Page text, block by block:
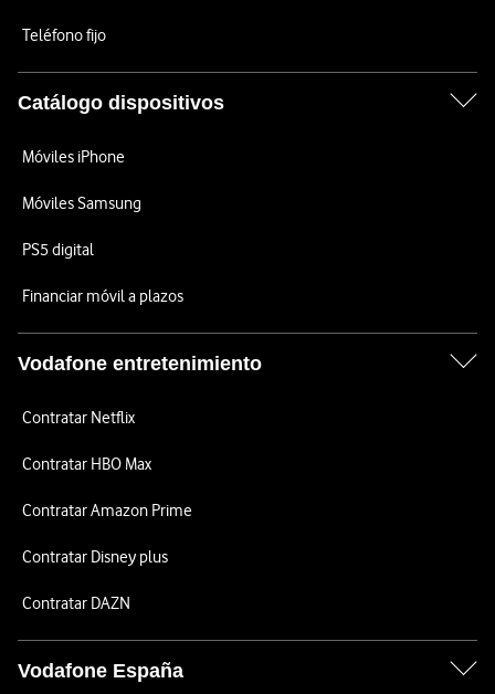
Teléfono fijo
Catálogo dispositivos
Móviles iPhone
Móviles Samsung
PS5 digital
Financiar móvil a plazos
Vodafone entretenimiento
Contratar Netflix
Contratar HBO Max
Contratar Amazon Prime
Contratar Disney plus
Contratar DAZN
Vodafone España